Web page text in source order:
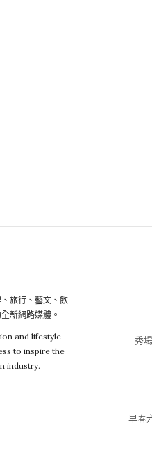
旅行、藝文、飲
新網路媒體。
and lifestyle
to inspire the
industry.
秀
早春